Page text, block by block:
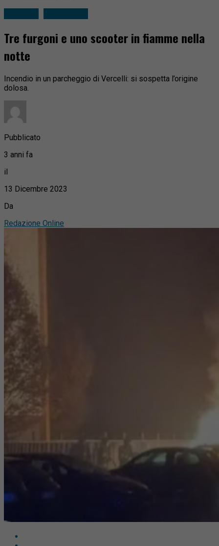
Tre furgoni e uno scooter in fiamme nella
notte
Incendio in un parcheggio di Vercelli: si sospetta l’origine
dolosa.
Pubblicato
3 anni fa
il
13 Dicembre 2023
Da
Redazione Online